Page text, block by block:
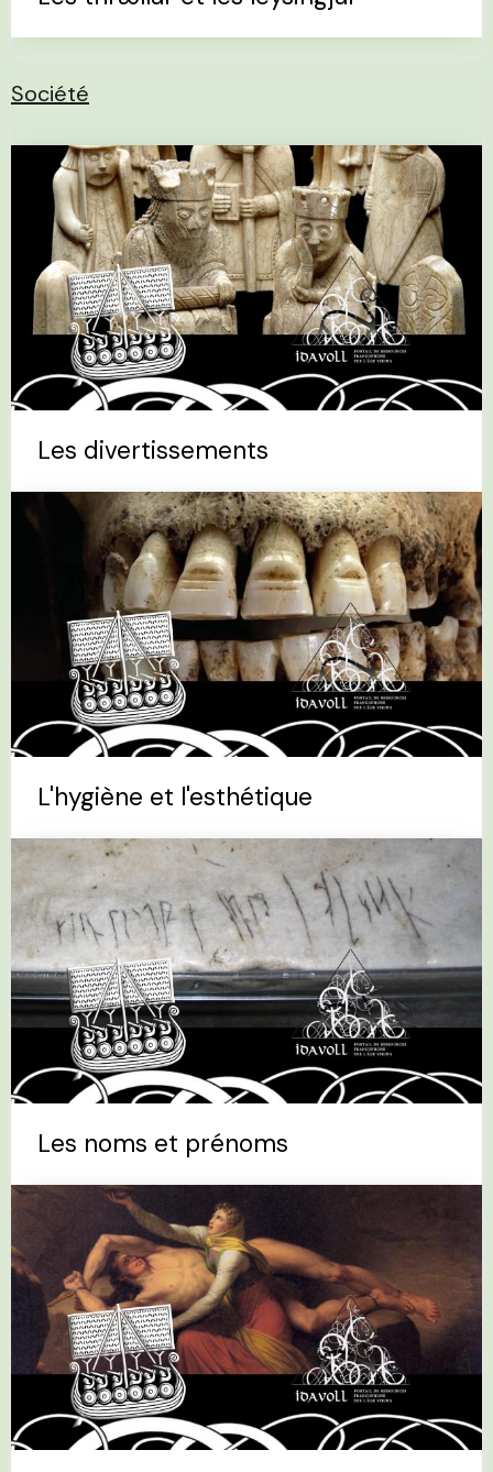
Société
Les divertissements
L'hygiène et l'esthétique
Les noms et prénoms